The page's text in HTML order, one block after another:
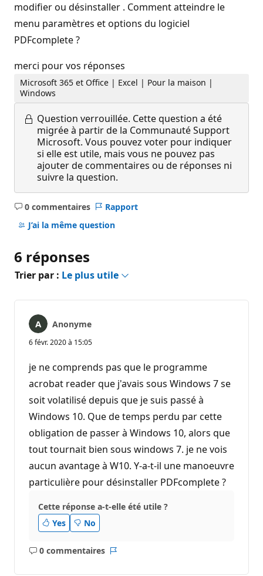
modifier ou désinstaller . Comment atteindre le
menu paramètres et options du logiciel
PDFcomplete ?
merci pour vos réponses
Microsoft 365 et Office | Excel | Pour la maison |
Windows
Question verrouillée. Cette question a été
migrée à partir de la Communauté Support
Microsoft. Vous pouvez voter pour indiquer
si elle est utile, mais vous ne pouvez pas
ajouter de commentaires ou de réponses ni
suivre la question.
0 commentaires
Aucun
commentaire
Rapport
J’ai la même question
6 réponses
Trier par : Le plus utile
Anonyme
6 févr. 2020 à 15:05
je ne comprends pas que le programme
acrobat reader que j'avais sous Windows 7 se
soit volatilisé depuis que je suis passé à
Windows 10. Que de temps perdu par cette
obligation de passer à Windows 10, alors que
tout tournait bien sous windows 7. je ne vois
aucun avantage à W10. Y-a-t-il une manoeuvre
particulière pour désinstaller PDFcomplete ?
Cette réponse a-t-elle été utile ?
Yes
No
0 commentaires
Aucun